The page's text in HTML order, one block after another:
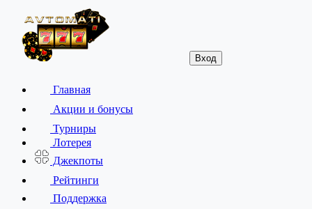
Вход
Главная
Акции и бонусы
Турниры
Лотерея
Джекпоты
Рейтинги
Поддержка